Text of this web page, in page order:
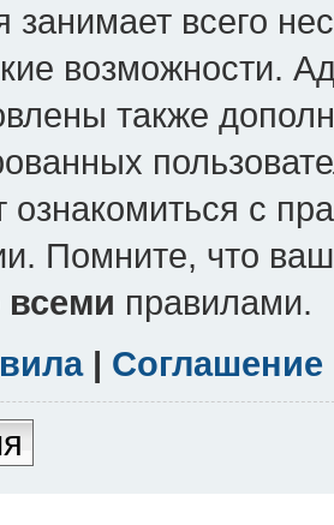
занимает всего
возможности.
также
ознакомиться с
Помните, что
всеми правилами.
|